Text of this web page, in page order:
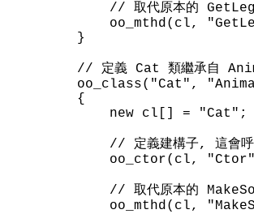
// 取代原本的 GetLegs
oo_mthd(cl,
}
// 定義 Cat 類繼承自
oo_class("Cat",
{
new cl[] = "Cat";
// 定義建構子, 這會呼叫
oo_ctor(cl, "Ctor",
// 取代原本的
oo_mthd(cl,